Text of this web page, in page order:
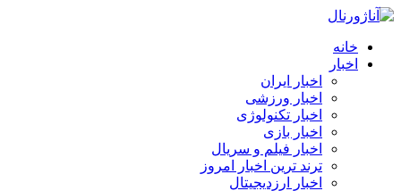
خانه
اخبار
اخبار ایران
اخبار ورزشی
اخبار تکنولوژی
اخبار بازی
اخبار فیلم و سریال
ترند ترین اخبار امروز
اخبار ارزدیجیتال